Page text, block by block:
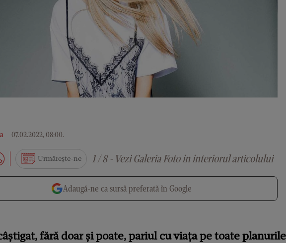
07.02.2022, 08:00.
Urmărește-ne 1 / 8 - Vezi Galeria Foto in interiorul articolului
Adaugă-ne ca sursă preferată în Google
fără doar și poate, pariul cu viața pe toate